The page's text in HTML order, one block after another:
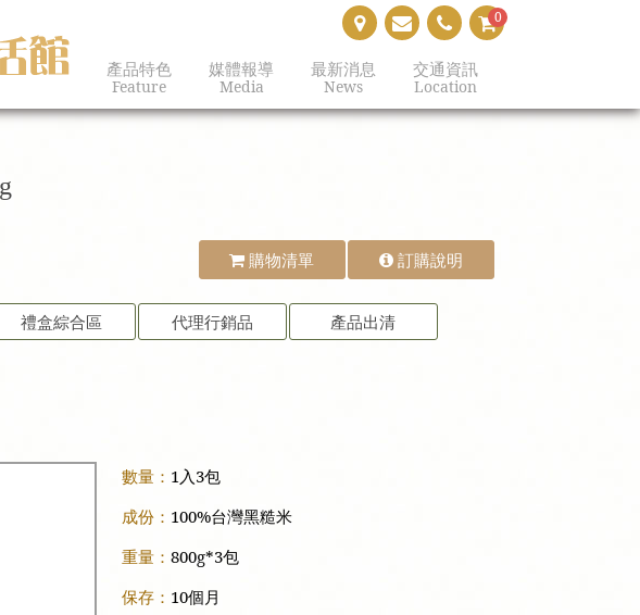
產品特色
Feature
媒體報導
Media
最新消息
News
交通資訊
Location
0
購物清單 訂購說明
禮盒綜合區 代理行銷品
產品出清
數量： 1入3包
成份： 100%台灣黑糙米
重量： 800g*3包
保存： 10個月